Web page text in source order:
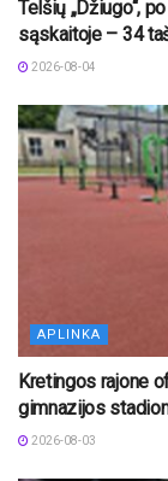
Telšių „Džiugo“,
sąskaitoje – 34
2026-08-04
APLINKA
Kretingos rajone
gimnazijos
2026-08-03